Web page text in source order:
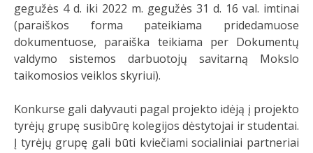
gegužės 4 d. iki 2022 m. gegužės 31 d. 16 val. imtinai
(paraiškos forma pateikiama pridedamuose
dokumentuose, paraiška teikiama per Dokumentų
valdymo sistemos darbuotojų savitarną Mokslo
taikomosios veiklos skyriui).
Konkurse gali dalyvauti pagal projekto idėją į projekto
tyrėjų grupę susibūrę kolegijos dėstytojai ir studentai.
Į tyrėjų grupę gali būti kviečiami socialiniai partneriai